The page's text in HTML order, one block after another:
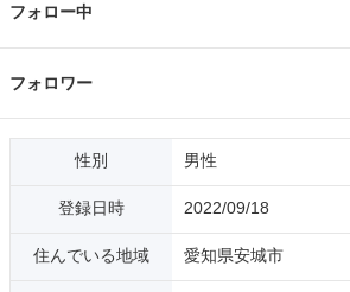
フォロー中
フォロワー
性別 男性
登録日時 2022/09/18
住んでいる地域 愛知県安城市